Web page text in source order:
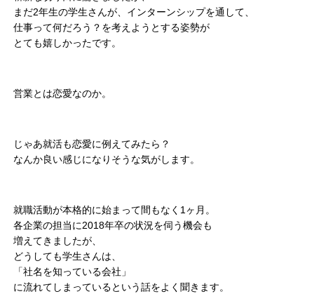
まだ2年生の学生さんが、インターンシップを通して、
仕事って何だろう？を考えようとする姿勢が
とても嬉しかったです。
営業とは恋愛なのか。
じゃあ就活も恋愛に例えてみたら？
なんか良い感じになりそうな気がします。
就職活動が本格的に始まって間もなく1ヶ月。
各企業の担当に2018年卒の状況を伺う機会も
増えてきましたが、
どうしても学生さんは、
「社名を知っている会社」
に流れてしまっているという話をよく聞きます。